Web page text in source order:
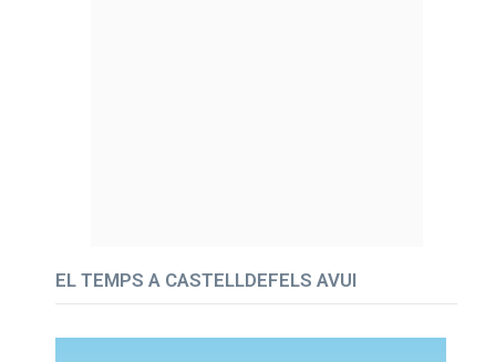
EL TEMPS A CASTELLDEFELS AVUI